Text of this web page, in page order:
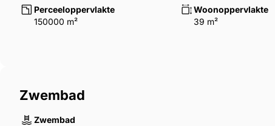
Perceeloppervlakte
150000 m²
Woonoppervlakte
39 m²
Zwembad
Zwembad